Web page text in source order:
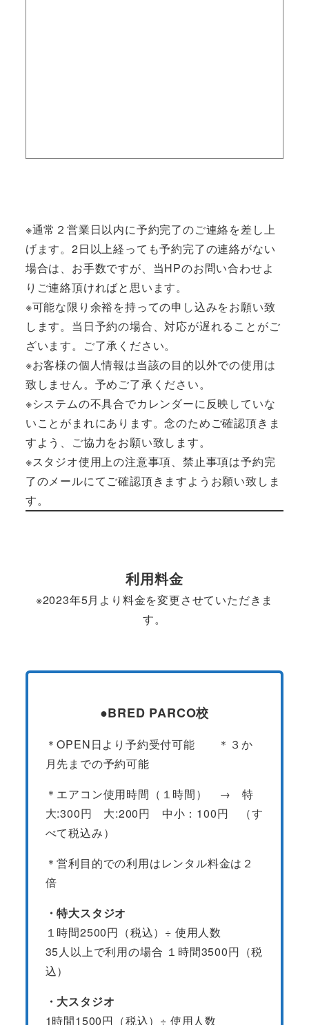
※通常２営業日以内に予約完了のご連絡を差し上
げます。2日以上経っても予約完了の連絡がない
場合は、お手数ですが、当HPのお問い合わせよ
りご連絡頂ければと思います。
※可能な限り余裕を持っての申し込みをお願い致
します。当日予約の場合、対応が遅れることがご
ざいます。ご了承ください。
※お客様の個人情報は当該の目的以外での使用は
致しません。予めご了承ください。
※システムの不具合でカレンダーに反映していな
いことがまれにあります。念のためご確認頂きま
すよう、ご協力をお願い致します。
※スタジオ使用上の注意事項、禁止事項は予約完
了のメールにてご確認頂きますようお願い致しま
す。
利用料金
※2023年5月より料金を変更させていただきま
す。
●BRED PARCO校
＊OPEN日より予約受付可能 ＊３か
月先までの予約可能
＊エアコン使用時間（１時間） → 特
大:300円 大:200円 中小：100円 （す
べて税込み）
＊営利目的での利用はレンタル料金は２
倍
・特大スタジオ
１時間2500円（税込）÷ 使用人数
35人以上で利用の場合 １時間3500円（税
込）
・大スタジオ
1時間1500円（税込）÷ 使用人数